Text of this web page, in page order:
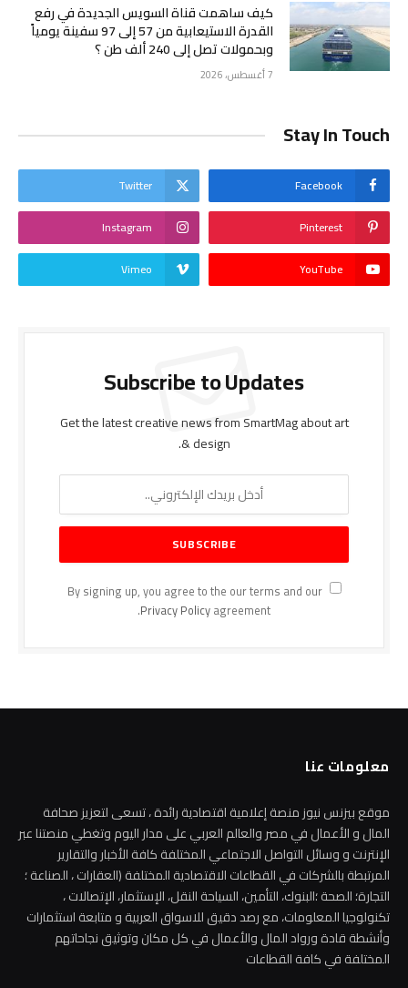
كيف ساهمت قناة السويس الجديدة في رفع
القدرة الاستيعابية من 57 إلى 97 سفينة يومياً
وبحمولات تصل إلى 240 ألف طن ؟
7 أغسطس، 2026
Stay In Touch
Facebook
Twitter
Pinterest
Instagram
YouTube
Vimeo
Subscribe to Updates
Get the latest creative news from SmartMag about art
& design.
By signing up, you agree to the our terms and our
Privacy Policyagreement.
معلومات عنا
موقع بيزنس نيوز منصة إعلامية اقتصادية رائدة ، تسعى لتعزيز صحافة
المال و الأعمال في مصر والعالم العربي على مدار اليوم وتغطي منصتنا عبر
الإنترنت و وسائل التواصل الاجتماعي المختلفة كافة الأخبار والتقارير
المرتبطة بالشركات في القطاعات الاقتصادية المختلفة (العقارات ، الصناعة ؛
التجارة؛ الصحة ؛البنوك، التأمين، السياحة النقل، الإستثمار، الإتصالات ،
تكنولوجيا المعلومات، مع رصد دقيق للاسواق العربية و متابعة استثمارات
وأنشطة قادة ورواد المال والأعمال في كل مكان وتوثيق نجاحاتهم
المختلفة في كافة القطاعات